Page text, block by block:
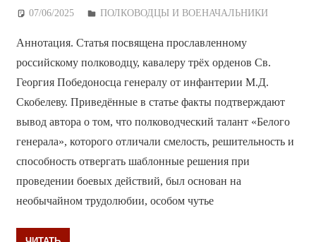
07/06/2025 Дежурный по Редакции
ПОЛКОВОДЦЫ И ВОЕНАЧАЛЬНИКИ
Аннотация. Статья посвящена прославленному
российскому полководцу, кавалеру трёх орденов Св.
Георгия Победоносца генералу от инфантерии М.Д.
Скобелеву. Приведённые в статье факты подтверждают
вывод автора о том, что полководческий талант «Белого
генерала», которого отличали смелость, решительность и
способность отвергать шаблонные решения при
проведении боевых действий, был основан на
необычайном трудолюбии, особом чутье